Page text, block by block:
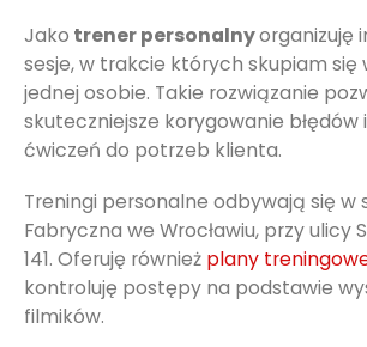
Jako trener personalnyorganizuję
sesje, w trakcie których skupiam się
jednej osobie. Takie rozwiązanie
skuteczniejsze korygowanie błędów
ćwiczeń do potrzeb klienta.
Treningi personalne odbywają się w
Fabryczna we Wrocławiu, przy ulicy
141. Oferuję również plany
kontroluję postępy na podstawie
filmików.